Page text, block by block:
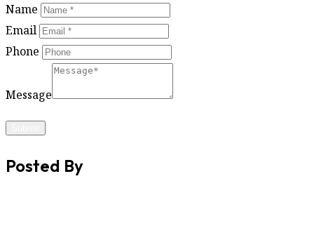
Name
Email
Phone
Message
Posted By